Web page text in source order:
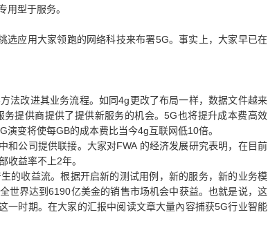
用型于服务。
选应用大家领跑的网络科技来布署5G。事实上，大家早已在
法改进其业务流程。如同4g更改了布局一样，数据文件越来
提供商提供了提供新服务的机会。5G也将提升成本费高效
变将使每GB的成本费比当今4g互联网低10倍。
和公司提供联接。大家对FWA 的经济发展研究表明，在目前
收益率不上2年。
的收益流。根据开启新的测试用例，新的服务，新的业务模
世界达到6190亿美金的销售市场机会中获益。也就是说，这
一时期。在大家的汇报中阅读文章大量內容捕获5G行业智能